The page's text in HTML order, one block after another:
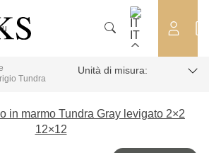
IT
OUTLET
Tundra
Unità di misura: